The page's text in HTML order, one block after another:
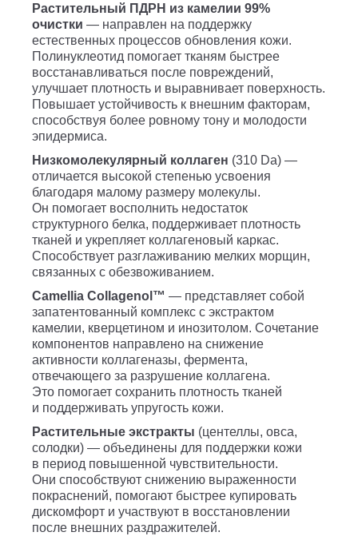
Растительный ПДРН из камелии 99%
очистки — направлен на поддержку
естественных процессов обновления кожи.
Полинуклеотид помогает тканям быстрее
восстанавливаться после повреждений,
улучшает плотность и выравнивает поверхность.
Повышает устойчивость к внешним факторам,
способствуя более ровному тону и молодости
эпидермиса.
Низкомолекулярный коллаген (310 Da) —
отличается высокой степенью усвоения
благодаря малому размеру молекулы.
Он помогает восполнить недостаток
структурного белка, поддерживает плотность
тканей и укрепляет коллагеновый каркас.
Способствует разглаживанию мелких морщин,
связанных с обезвоживанием.
Camellia Collagenol™ — представляет собой
запатентованный комплекс с экстрактом
камелии, кверцетином и инозитолом. Сочетание
компонентов направлено на снижение
активности коллагеназы, фермента,
отвечающего за разрушение коллагена.
Это помогает сохранить плотность тканей
и поддерживать упругость кожи.
Растительные экстракты (центеллы, овса,
солодки) — объединены для поддержки кожи
в период повышенной чувствительности.
Они способствуют снижению выраженности
покраснений, помогают быстрее купировать
дискомфорт и участвуют в восстановлении
после внешних раздражителей.